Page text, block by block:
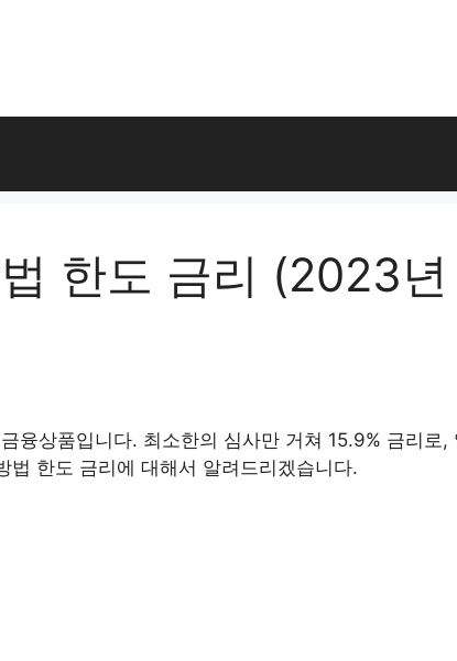
한도 금리 (2023
융상품입니다. 최소한의 심사만 거쳐 15.9% 금리로
법 한도 금리에 대해서 알려드리겠습니다.